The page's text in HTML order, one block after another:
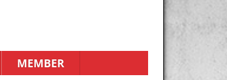
MEMBER